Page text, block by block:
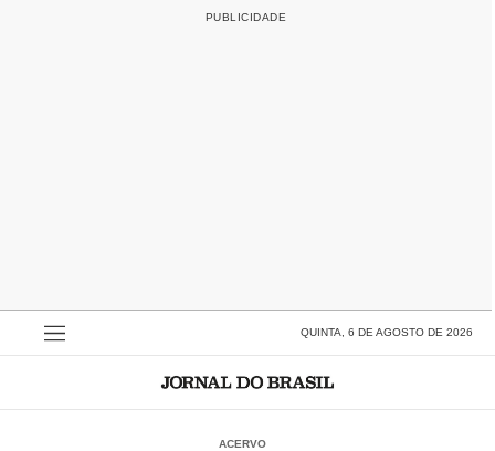
QUINTA, 6 DE AGOSTO DE 2026
ACERVO